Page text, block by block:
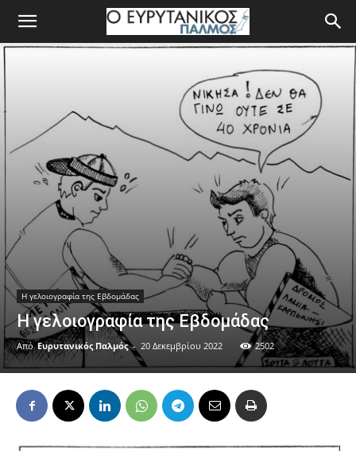
Η γελοιογραφία της Εβδομάδας
Η γελοιογραφία της Εβδομάδας
Από Ευρυτανικός Παλμός - 20 Δεκεμβρίου 2022 2502